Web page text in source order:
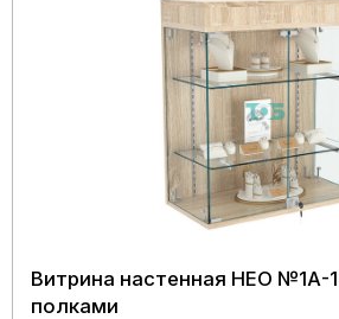
Витрина настенная НЕО №1А-
полками